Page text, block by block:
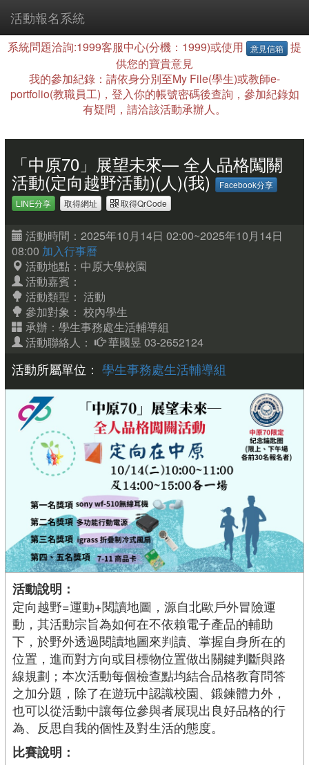
活動報名系統
系統問題洽詢:1999客服中心(分機：1999)或使用 意見信箱
提
供您的寶貴意見
我的參加紀錄：請依身分別至My File(學生)或教師e-
portfolio(教職員工)，登入你的帳號密碼後查詢，參加紀錄如
有疑問，請洽該活動承辦人。
「中原70」展望未來— 全人品格闖關
活動(定向越野活動)(人)(我)
Facebook分享
LINE分享
取得網址 取得QrCode
活動時間：2025年10月14日 02:00~2025年10月14日
08:00 加入行事曆
活動地點：中原大學校園
活動嘉賓：
活動類型： 活動
參加對象： 校內學生
承辦：學生事務處生活輔導組
活動聯絡人：
華國昱 03-2652124
活動所屬單位： 學生事務處生活輔導組
活動說明：
定向越野=運動+閱讀地圖，源自北歐戶外冒險運
動，其活動宗旨為如何在不依賴電子產品的輔助
下，於野外透過閱讀地圖來判讀、掌握自身所在的
位置，進而對方向或目標物位置做出關鍵判斷與路
線規劃；本次活動每個檢查點均結合品格教育問答
之加分題，除了在遊玩中認識校園、鍛鍊體力外，
也可以從活動中讓每位參與者展現出良好品格的行
為、反思自我的個性及對生活的態度。
比賽說明：